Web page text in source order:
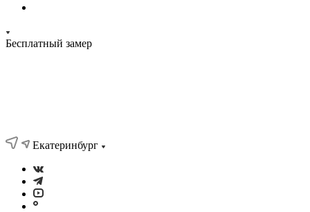
Бесплатный замер
Екатеринбург